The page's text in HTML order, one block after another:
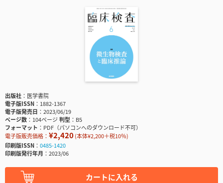
出版社
医学書院
電子版ISSN
1882-1367
電子版発売日
2023/06/19
ページ数
104ページ判型
B5
フォーマット
PDF（パソコンへのダウンロード不可）
電子版販売価格： ¥2,420(本体¥2,200＋税10％)
印刷版ISSN
0485-1420
印刷版発行年月
2023/06
カートに入れる